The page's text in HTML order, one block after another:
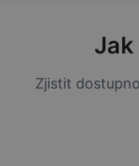
Zjistit